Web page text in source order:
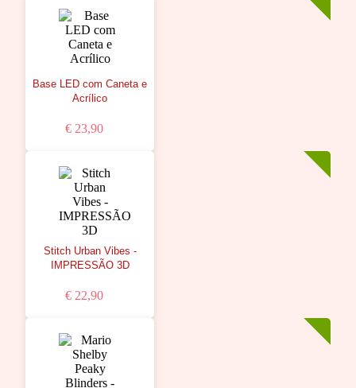
Base LED com Caneta e
Acrílico
€ 23,90
Stitch Urban Vibes -
IMPRESSÃO 3D
€ 22,90